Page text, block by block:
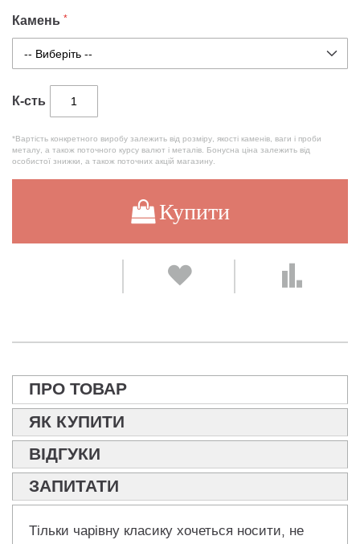
Камень
К-сть
*Вартість конкретного виробу залежить від розміру, якості каменів, ваги і проби
металу, а також поточного курсу валют і металів. Бонусна ціна залежить від
особистої знижки, а також поточних акцій магазину.
Купити
ПРО ТОВАР
ЯК КУПИТИ
ВІДГУКИ
ЗАПИТАТИ
Тільки чарівну класику хочеться носити, не